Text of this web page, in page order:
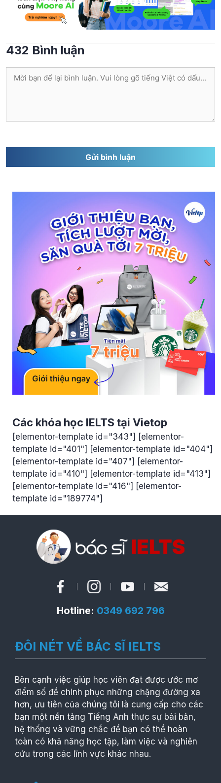
432 Bình luận
Bình
Các khóa học IELTS tại Vietop
[elementor-template id="343"] [elementor-
template id="401"] [elementor-template id="404"]
[elementor-template id="407"] [elementor-
template id="410"] [elementor-template id="413"]
[elementor-template id="416"] [elementor-
template id="189774"]
Hotline: 0349 692 796
ĐÔI NÉT VỀ BÁC SĨ IELTS
Bên cạnh việc giúp học viên đạt được ước mơ
điểm số để chinh phục những chặng đường xa
hơn, ưu tiên của chúng tôi là cung cấp cho các
bạn một nền tảng Tiếng Anh thực sự bài bản,
hệ thống và vững chắc để bạn có thể hoàn
toàn có khả năng học tập, làm việc và nghiên
cứu trong các lĩnh vực khác nhau.